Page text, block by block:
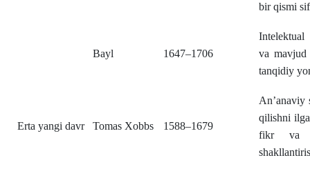
bir qismi
Bayl 1647–1706
Intelektual
va mavjud
tanqidiy
Erta yangi davr Tomas Xobbs 1588–1679
qilishni
fikr va